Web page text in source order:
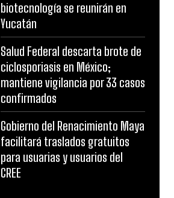
biotecnología se reunirán en
Yucatán
Salud Federal descarta brote de
ciclosporiasis en México;
mantiene vigilancia por 33 casos
confirmados
Gobierno del Renacimiento Maya
facilitará traslados gratuitos
para usuarias y usuarios del
CREE